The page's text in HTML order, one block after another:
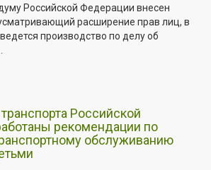
Российской Федерации внесен
расширение прав лиц, в
производство по делу об
Российской
рекомендации по
обслуживанию